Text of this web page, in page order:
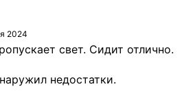
2024
свет. Сидит отлично.
недостатки.